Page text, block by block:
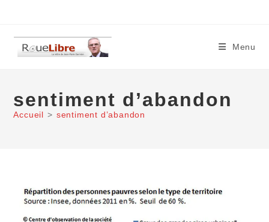
content
Menu
sentiment d’abandon
Accueil > sentiment d’abandon